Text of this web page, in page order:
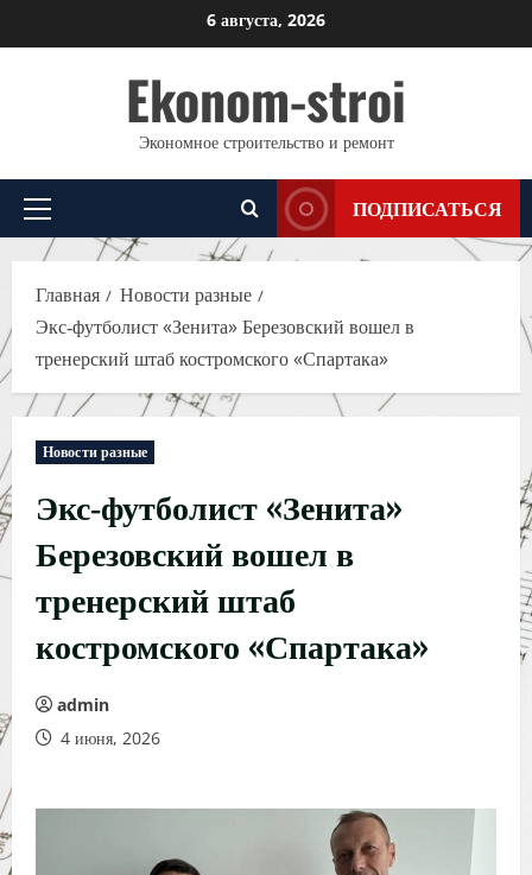
к
6 августа, 2026
Ekonom-stroi
Экономное строительство и ремонт
Основное
меню
ПОДПИСАТЬСЯ
Главная
Новости разные
Экс‑футболист «Зенита» Березовский вошел в
тренерский штаб костромского «Спартака»
Новости разные
Экс‑футболист «Зенита»
Березовский вошел в
тренерский штаб
костромского «Спартака»
admin
4 июня, 2026